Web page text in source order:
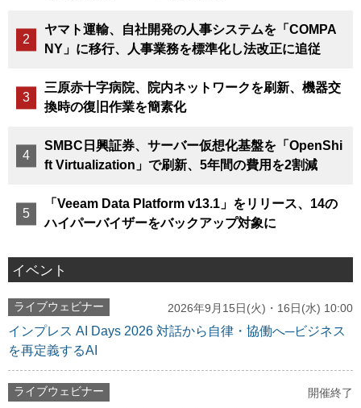
ヤマト運輸、自社開発の人事システムを「COMPA
NY」に移行、人事業務を標準化し法改正に追従
三原赤十字病院、院内ネットワークを刷新、機器交
換時の復旧作業を簡素化
SMBC日興証券、サーバー仮想化基盤を「OpenShi
ft Virtualization」で刷新、5年間の費用を2割減
「Veeam Data Platform v13.1」をリリース、14の
ハイパーバイザーをバックアップ対象に
イベント
ライブウェビナー 2026年9月15日(火)・16日(水) 10:00
インプレス AI Days 2026 対話から自律・協働へ─ビジネス
を再定義するAI
ライブウェビナー 開催終了